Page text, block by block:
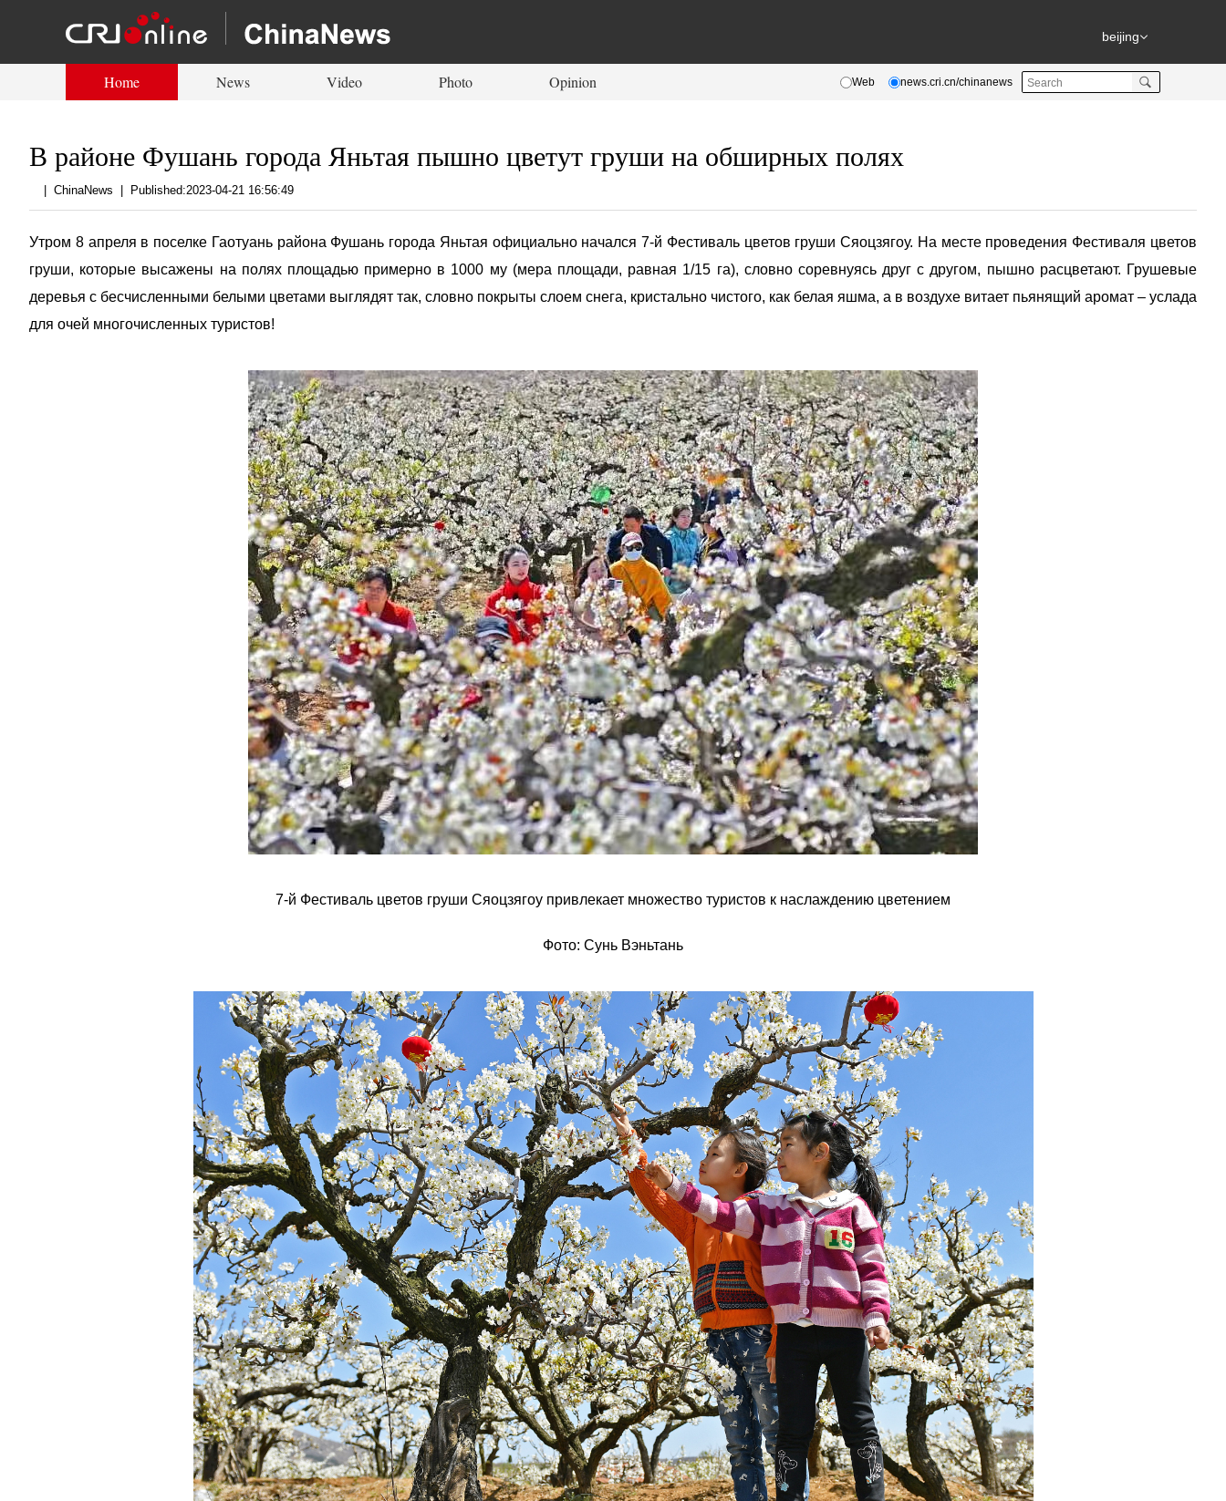
beijing
Home News Video Photo Opinion Web news.cri.cn/chinanews
В районе Фушань города Яньтая пышно цветут груши на обширных полях
ChinaNews Published:2023-04-21 16:56:49
Утром 8 апреля в поселке Гаотуань района Фушань города Яньтая официально начался 7-й Фестиваль цветов груши Сяоцзягоу. На месте проведения Фестиваля цветов
груши, которые высажены на полях площадью примерно в 1000 му (мера площади, равная 1/15 га), словно соревнуясь друг с другом, пышно расцветают. Грушевые
деревья с бесчисленными белыми цветами выглядят так, словно покрыты слоем снега, кристально чистого, как белая яшма, а в воздухе витает пьянящий аромат – услада
для очей многочисленных туристов!
7-й Фестиваль цветов груши Сяоцзягоу привлекает множество туристов к наслаждению цветением
Фото: Сунь Вэньтань